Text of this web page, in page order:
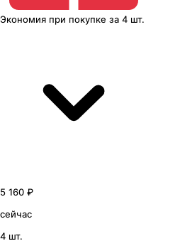
Экономия при покупке за 4 шт.
5 160 ₽
сейчас
4 шт.